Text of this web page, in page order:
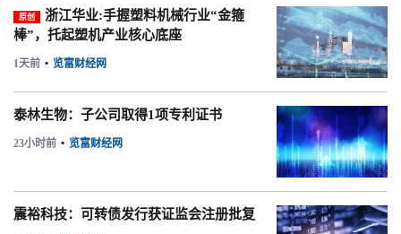
原创
浙江华业:手握塑料机械行业“金箍
棒”，托起塑机产业核心底座
1天前 • 览富财经网
泰林生物：子公司取得1项专利证书
23小时前 • 览富财经网
震裕科技：可转债发行获证监会注册批复